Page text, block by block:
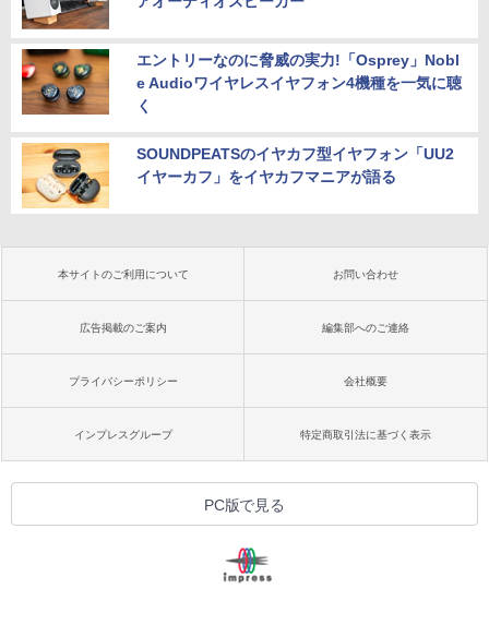
エントリーなのに脅威の実力!「Osprey」Nobl
e Audioワイヤレスイヤフォン4機種を一気に聴
く
SOUNDPEATSのイヤカフ型イヤフォン「UU2
イヤーカフ」をイヤカフマニアが語る
本サイトのご利用について お問い合わせ
広告掲載のご案内 編集部へのご連絡
プライバシーポリシー 会社概要
インプレスグループ 特定商取引法に基づく表示
PC版で見る